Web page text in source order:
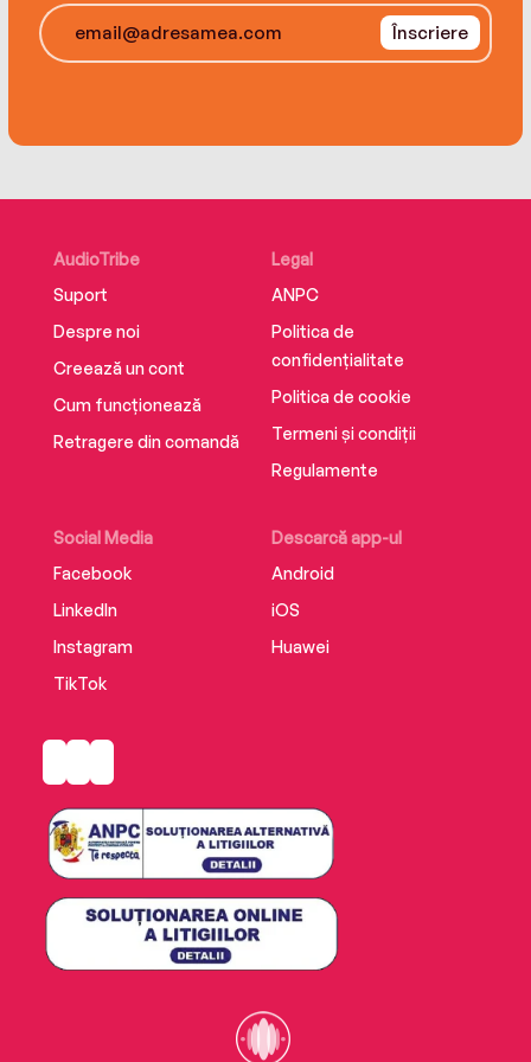
Înscriere
AudioTribe
Suport
Despre noi
Creează un cont
Cum funcționează
Retragere din comandă
Social Media
Facebook
LinkedIn
Instagram
TikTok
Descarcă app-ul
Android
iOS
Huawei
Legal
ANPC
Politica de
confidențialitate
Politica de cookie
Termeni și condiții
Regulamente